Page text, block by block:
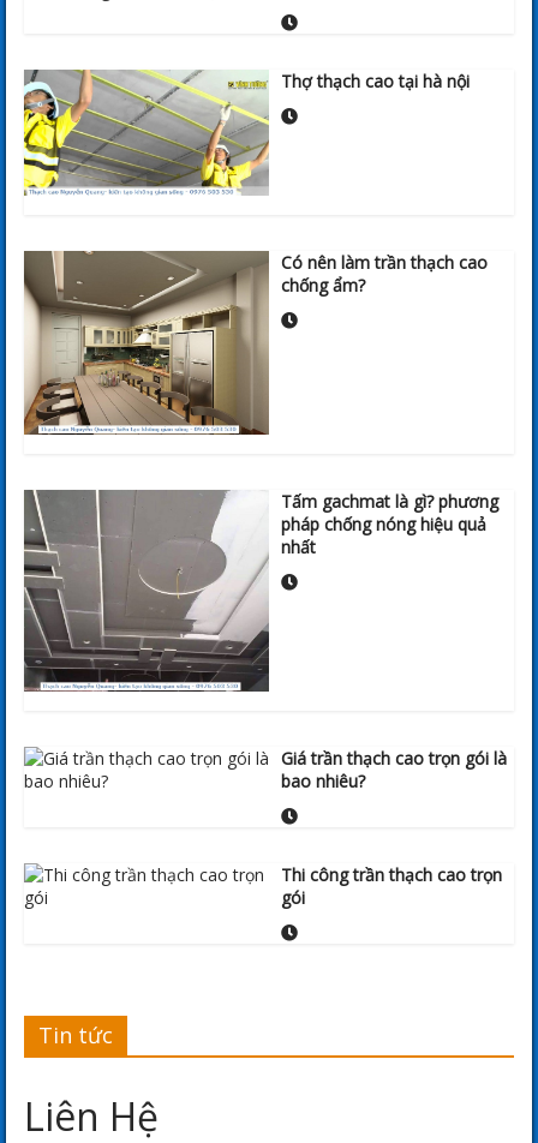
Thợ thạch cao tại hà nội
Có nên làm trần thạch cao
chống ẩm?
Tấm gachmat là gì? phương
pháp chống nóng hiệu quả
nhất
Giá trần thạch cao trọn gói là
bao nhiêu?
Thi công trần thạch cao trọn
gói
Tin tức
Liên Hệ